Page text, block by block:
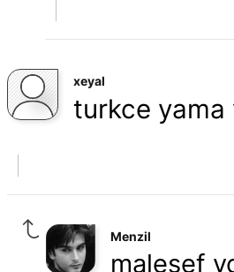
xeyal
turkce yama
Menzil
malesef